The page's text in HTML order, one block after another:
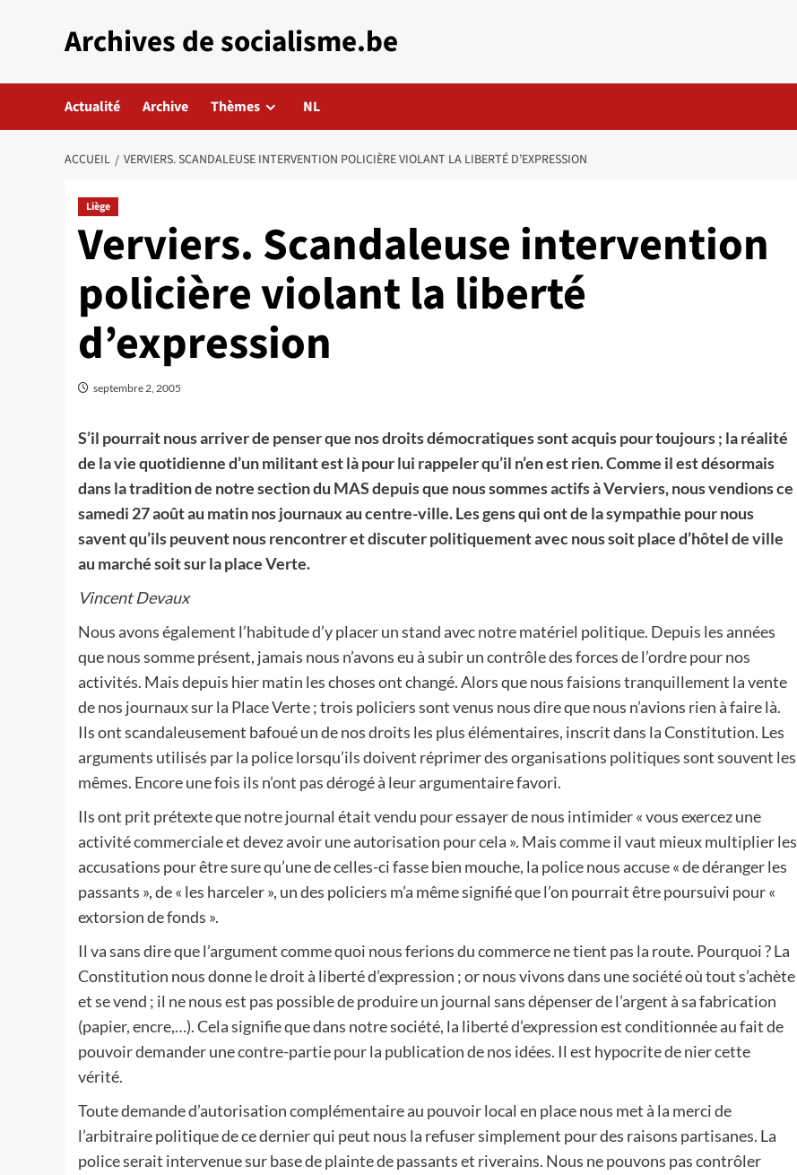
Archives de socialisme.be
Actualité Archive Thèmes NL
ACCUEIL VERVIERS. SCANDALEUSE INTERVENTION POLICIÈRE VIOLANT LA LIBERTÉ D’EXPRESSION
Liège
Verviers. Scandaleuse intervention
policière violant la liberté
d’expression
septembre 2, 2005
S’il pourrait nous arriver de penser que nos droits démocratiques sont acquis pour toujours ; la réalité
de la vie quotidienne d’un militant est là pour lui rappeler qu’il n’en est rien. Comme il est désormais
dans la tradition de notre section du MAS depuis que nous sommes actifs à Verviers, nous vendions ce
samedi 27 août au matin nos journaux au centre-ville. Les gens qui ont de la sympathie pour nous
savent qu’ils peuvent nous rencontrer et discuter politiquement avec nous soit place d’hôtel de ville
au marché soit sur la place Verte.
Vincent Devaux
Nous avons également l’habitude d’y placer un stand avec notre matériel politique. Depuis les années
que nous somme présent, jamais nous n’avons eu à subir un contrôle des forces de l’ordre pour nos
activités. Mais depuis hier matin les choses ont changé. Alors que nous faisions tranquillement la vente
de nos journaux sur la Place Verte ; trois policiers sont venus nous dire que nous n’avions rien à faire là.
Ils ont scandaleusement bafoué un de nos droits les plus élémentaires, inscrit dans la Constitution. Les
arguments utilisés par la police lorsqu’ils doivent réprimer des organisations politiques sont souvent les
mêmes. Encore une fois ils n’ont pas dérogé à leur argumentaire favori.
Ils ont prit prétexte que notre journal était vendu pour essayer de nous intimider « vous exercez une
activité commerciale et devez avoir une autorisation pour cela ». Mais comme il vaut mieux multiplier les
accusations pour être sure qu’une de celles-ci fasse bien mouche, la police nous accuse « de déranger les
passants », de « les harceler », un des policiers m’a même signifié que l’on pourrait être poursuivi pour «
extorsion de fonds ».
Il va sans dire que l’argument comme quoi nous ferions du commerce ne tient pas la route. Pourquoi ? La
Constitution nous donne le droit à liberté d’expression ; or nous vivons dans une société où tout s’achète
et se vend ; il ne nous est pas possible de produire un journal sans dépenser de l’argent à sa fabrication
(papier, encre,…). Cela signifie que dans notre société, la liberté d’expression est conditionnée au fait de
pouvoir demander une contre-partie pour la publication de nos idées. Il est hypocrite de nier cette
vérité.
Toute demande d’autorisation complémentaire au pouvoir local en place nous met à la merci de
l’arbitraire politique de ce dernier qui peut nous la refuser simplement pour des raisons partisanes. La
police serait intervenue sur base de plainte de passants et riverains. Nous ne pouvons pas contrôler